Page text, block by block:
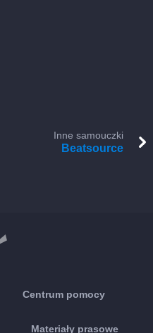
Inne samouczki
Beatsource
Centrum pomocy
Materiały prasowe